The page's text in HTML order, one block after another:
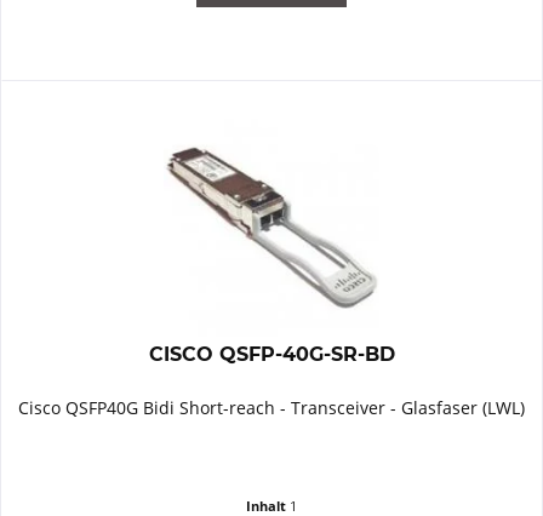
CISCO QSFP-40G-SR-BD
Cisco QSFP40G Bidi Short-reach - Transceiver - Glasfaser (LWL)
Inhalt 1